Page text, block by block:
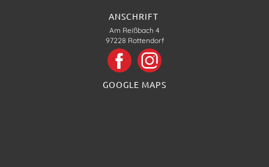
ANSCHRIFT
Am Reißbach 4
97228 Rottendorf
GOOGLE MAPS